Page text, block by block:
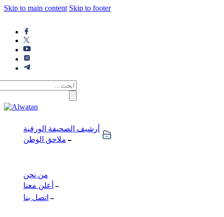
Skip to main content Skip to footer
أرشيف الصحيفة الورقية
ملاحق الوطن
من نحن
أعلن معنا
اتصل بنا